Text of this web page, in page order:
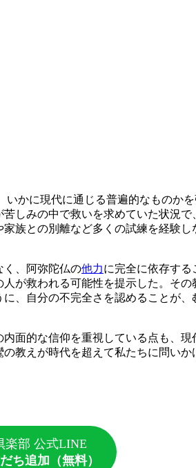
いかに現代に通じる普遍的なものか
しみの中で救いを求めていた状況
族との別離など多くの試練を経験し
、阿弥陀仏の他力に完全に依存する
が救われる可能性を提示した。そ
に、自分の不完全さを認めることが、
面的な信仰を重視している点も、現
教えが時代を超えて私たちに問いか
楽部 公式LINE
ち追加（無料）